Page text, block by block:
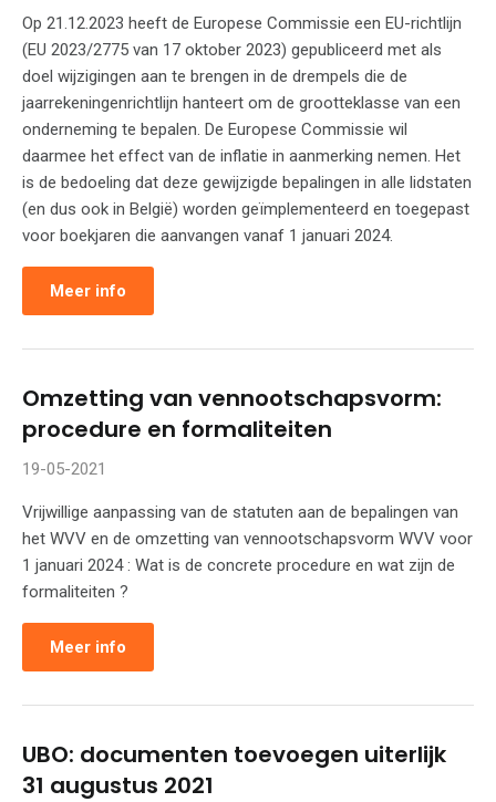
Op 21.12.2023 heeft de Europese Commissie een EU-richtlijn
(EU 2023/2775 van 17 oktober 2023) gepubliceerd met als
doel wijzigingen aan te brengen in de drempels die de
jaarrekeningenrichtlijn hanteert om de grootteklasse van een
onderneming te bepalen. De Europese Commissie wil
daarmee het effect van de inflatie in aanmerking nemen. Het
is de bedoeling dat deze gewijzigde bepalingen in alle lidstaten
(en dus ook in België) worden geïmplementeerd en toegepast
voor boekjaren die aanvangen vanaf 1 januari 2024.
Meer info
Omzetting van vennootschapsvorm:
procedure en formaliteiten
19-05-2021
Vrijwillige aanpassing van de statuten aan de bepalingen van
het WVV en de omzetting van vennootschapsvorm WVV voor
1 januari 2024 : Wat is de concrete procedure en wat zijn de
formaliteiten ?
Meer info
UBO: documenten toevoegen uiterlijk
31 augustus 2021